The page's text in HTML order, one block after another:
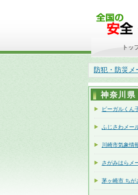
防犯・防災メ
トッ
神奈川
ピーガルくん
ふじさわメー
川崎市気象情
さがみはらメ
茅ヶ崎市 ちが